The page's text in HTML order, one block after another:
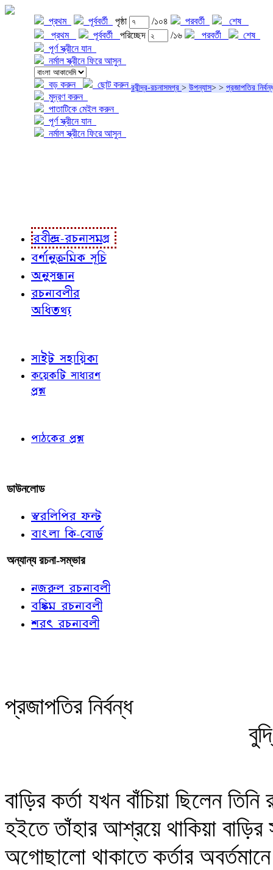
প্রথম পূর্ববর্তী পৃষ্ঠা /১০৪ পরবর্তী
শেষ
প্রথম
পূর্ববর্তী পরিচ্ছেদ /১৬ পরবর্তী
শেষ
পূর্ণ স্ক্রীনে যান
নর্মাল স্ক্রীনে ফিরে আসুন
বড় করুন
ছোট করুন
মুদ্রণ করুন
পাতাটিকে মেইল করুন
পূর্ণ স্ক্রীনে যান
নর্মাল স্ক্রীনে ফিরে আসুন
রবীন্দ্র-রচনাসমগ্র > উপন্যাস> > প্রজাপতির
রবীন্দ্র-রচনাসমগ্র
বর্ণানুক্রমিক সূচি
অনুসন্ধান
রচনাবলীর
অধিতথ্য
সাইট সহায়িকা
কয়েকটি সাধারণ
প্রশ্ন
পাঠকের প্রশ্ন
ডাউনলোড
স্বরলিপির ফন্ট
বাংলা কি-বোর্ড
অন্যান্য রচনা-সম্ভার
নজরুল রচনাবলী
বঙ্কিম রচনাবলী
শরৎ রচনাবলী
প্রজাপতির নির্বন্ধ
বাড়ির কর্তা যখন বাঁচিয়া ছিলেন
হইতে তাঁহার আশ্রয়ে থাকিয়া
অগোছালো থাকাতে কর্তার